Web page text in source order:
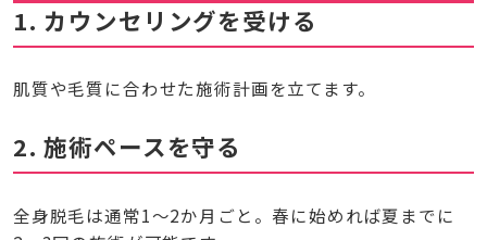
1. カウンセリングを受ける
肌質や毛質に合わせた施術計画を立てます。
2. 施術ペースを守る
全身脱毛は通常1〜2か月ごと。春に始めれば夏までに